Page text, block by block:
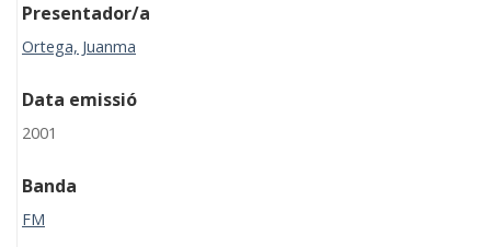
Presentador/a
Ortega, Juanma
Data emissió
2001
Banda
FM